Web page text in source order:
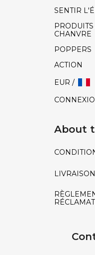
SENTIR
CHANVRE
POPPERS
ACTION
EUR /
About